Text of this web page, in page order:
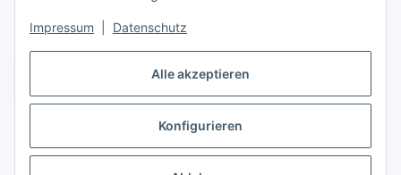
Alle akzeptieren
Konfigurieren
Impressum Datenschutz
Gesetzliche Informationen
Vertrag widerrufen